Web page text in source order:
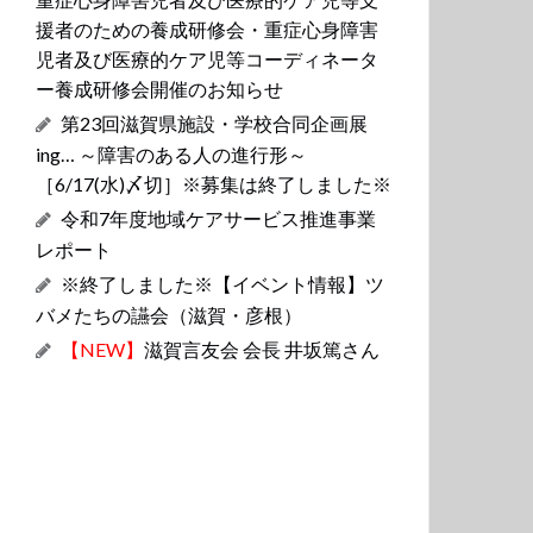
援者のための養成研修会・重症心身障害
児者及び医療的ケア児等コーディネータ
ー養成研修会開催のお知らせ
第23回滋賀県施設・学校合同企画展
ing… ～障害のある人の進行形～
［6/17(水)〆切］※募集は終了しました※
令和7年度地域ケアサービス推進事業
レポート
※終了しました※【イベント情報】ツ
バメたちの讌会（滋賀・彦根）
【NEW】 滋賀言友会 会長 井坂篤さん